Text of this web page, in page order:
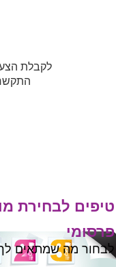
לקבלת
טיפים לבחירת
פרסומי
לבחור מה שמתאים